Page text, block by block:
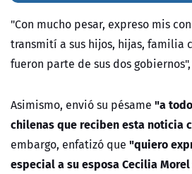
"Con mucho pesar, expreso mis
transmití a sus hijos, hijas, familia
fueron parte de sus dos
Asimismo, envió su pésame "a
chilenas que reciben esta noticia
embargo, enfatizó que "quiero
especial a su esposa Cecilia